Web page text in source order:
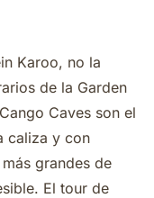
Karoo, no la
de la Garden
Caves son el
caliza y con
grandes de
El tour de